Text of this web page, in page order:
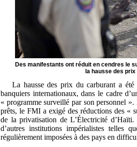
Des manifestants ont réduit en cendres le
la hausse des
La hausse des prix du carburant a
banquiers internationaux, dans le cadre
« programme surveillé par son personnel
prêts, le FMI a exigé des réductions des «
de la privatisation de L’Électricité
d’autres institutions impérialistes telles
régulièrement imposées à des pays en